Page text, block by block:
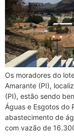
Os moradores do
Amarante (PI),
(PI), estão sendo
Águas e Esgotos do
abastecimento de
com vazão de